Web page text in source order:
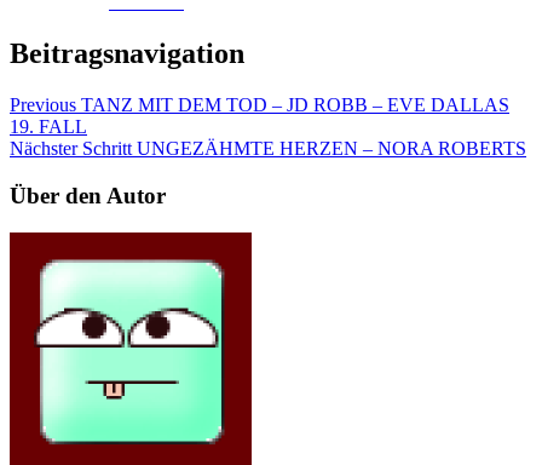
Beitragsnavigation
Previous TANZ MIT DEM TOD – JD ROBB – EVE DALLAS
19. FALL
Nächster Schritt UNGEZÄHMTE HERZEN – NORA ROBERTS
Über den Autor